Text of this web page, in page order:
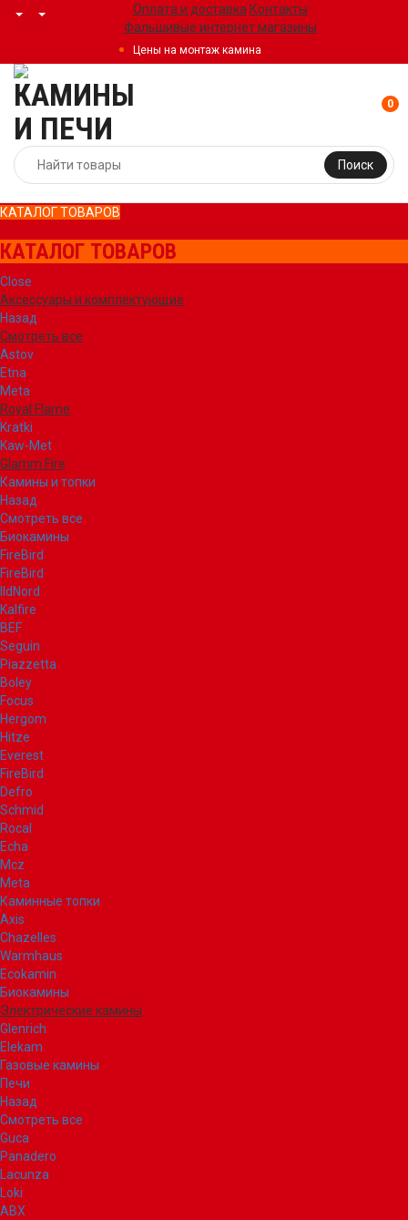
Оплата и доставка Контакты
Фальшивые интернет магазины
Цены на монтаж камина
Поиск
0
КАТАЛОГ ТОВАРОВ
КАТАЛОГ ТОВАРОВ
Close
Аксессуары и комплектующие
Назад
Смотреть все
Astov
Etna
Meta
Royal Flame
Kratki
Kaw-Met
Glamm Fire
Камины и топки
Назад
Смотреть все
Биокамины
FireBird
FireBird
IldNord
Kalfire
BEF
Seguin
Piazzetta
Boley
Focus
Hergom
Hitze
Everest
FireBird
Defro
Schmid
Rocal
Echa
Mcz
Meta
Каминные топки
Axis
Chazelles
Warmhaus
Ecokamin
Биокамины
Электрические камины
Glenrich
Elekam
Газовые камины
Печи
Назад
Смотреть все
Guca
Panadero
Lacunza
Loki
ABX